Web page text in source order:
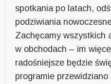
spotkania po latach,
podziwiania
Zachęcamy wszystkich
w obchodach – im
radośniejsze będzie
programie